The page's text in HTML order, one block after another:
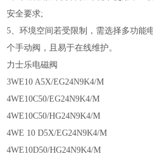
安全要求;
5、环境空间若受限制，需选择多功能
个手动阀，且易于在线维护。
力士乐电磁阀
3WE10 A5X/EG24N9K4/M
4WE10C50/EG24N9K4/M
4WE10C50/HG24N9K4/M
4WE 10 D5X/EG24N9K4/M
4WE10D50/HG24N9K4/M